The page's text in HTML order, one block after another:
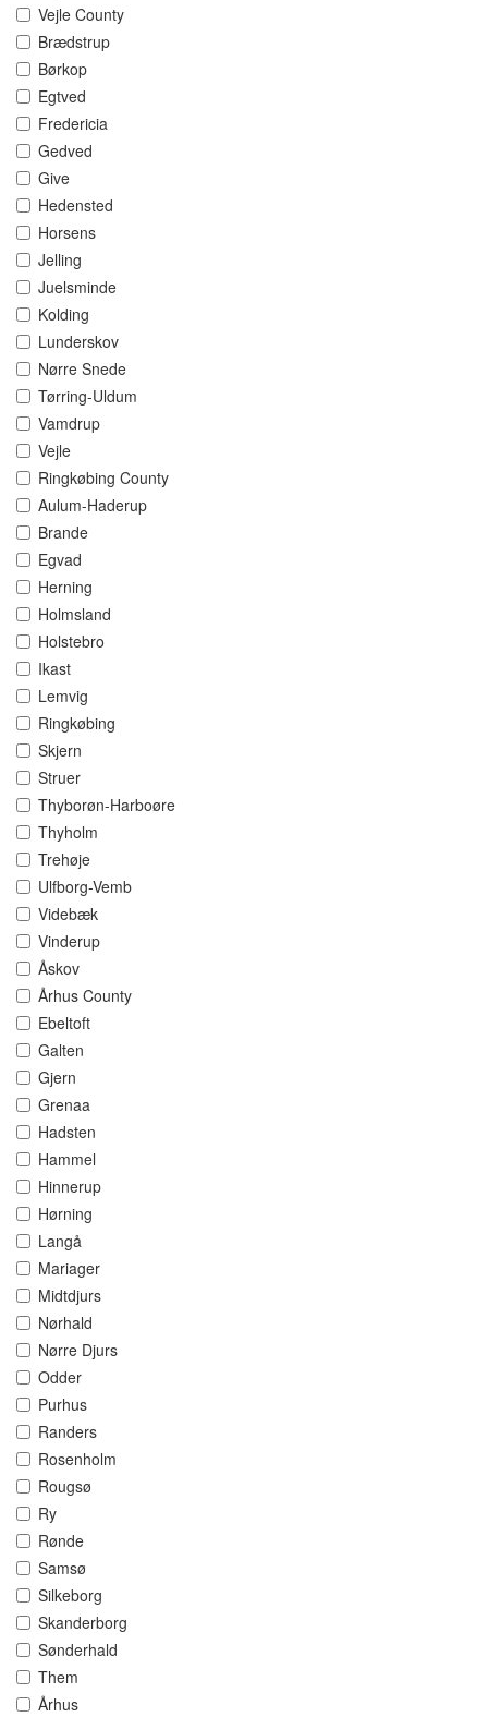
Vejle County
Brædstrup
Børkop
Egtved
Fredericia
Gedved
Give
Hedensted
Horsens
Jelling
Juelsminde
Kolding
Lunderskov
Nørre Snede
Tørring-Uldum
Vamdrup
Vejle
Ringkøbing County
Aulum-Haderup
Brande
Egvad
Herning
Holmsland
Holstebro
Ikast
Lemvig
Ringkøbing
Skjern
Struer
Thyborøn-Harboøre
Thyholm
Trehøje
Ulfborg-Vemb
Videbæk
Vinderup
Åskov
Århus County
Ebeltoft
Galten
Gjern
Grenaa
Hadsten
Hammel
Hinnerup
Hørning
Langå
Mariager
Midtdjurs
Nørhald
Nørre Djurs
Odder
Purhus
Randers
Rosenholm
Rougsø
Ry
Rønde
Samsø
Silkeborg
Skanderborg
Sønderhald
Them
Århus